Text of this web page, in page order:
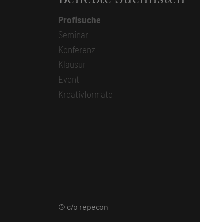
Profisuche
Seminar
Konferenz
Klausur
Event
Kreativformate
© c/o repecon